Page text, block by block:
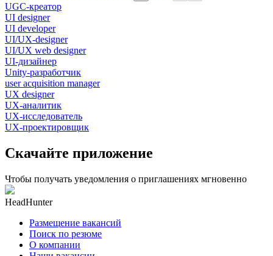
UGC-креатор
UI designer
UI developer
UI/UX-designer
UI/UX web designer
UI-дизайнер
Unity-разработчик
user acquisition manager
UX designer
UX-аналитик
UX-исследователь
UX-проектировщик
Скачайте приложение
Чтобы получать уведомления о приглашениях мгновенно
HeadHunter
Размещение вакансий
Поиск по резюме
О компании